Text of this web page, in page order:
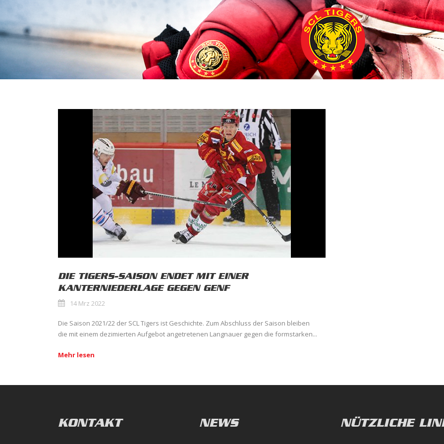
DIE TIGERS-SAISON ENDET MIT EINER
KANTERNIEDERLAGE GEGEN GENF
14 Mrz 2022
Die Saison 2021/22 der SCL Tigers ist Geschichte. Zum Abschluss der Saison bleiben
die mit einem dezimierten Aufgebot angetretenen Langnauer gegen die formstarken...
Mehr lesen
KONTAKT NEWS NÜTZLICHE